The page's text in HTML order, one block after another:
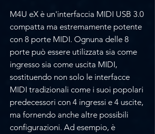
M4U eX è un'interfaccia MIDI USB 3.0
compatta ma estremamente potente
con 8 porte MIDI. Ognuna delle 8
porte può essere utilizzata sia come
ingresso sia come uscita MIDI,
sostituendo non solo le interfacce
MIDI tradizionali come i suoi popolari
predecessori con 4 ingressi e 4 uscite,
ma fornendo anche altre possibili
configurazioni. Ad esempio, è